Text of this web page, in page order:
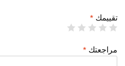
تقييمك *
مراجعتك *